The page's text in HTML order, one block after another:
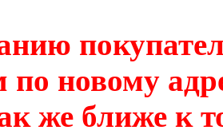
по новому
же ближе к